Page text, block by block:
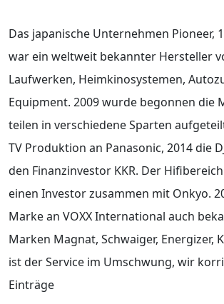
Das japanische Unternehmen Pioneer,
war ein weltweit bekannter Hersteller
Laufwerken, Heimkinosystemen,
Equipment. 2009 wurde begonnen die
teilen in verschiedene Sparten
TV Produktion an Panasonic, 2014 die
den Finanzinvestor KKR. Der
einen Investor zusammen mit Onkyo.
Marke an VOXX International auch
Marken Magnat, Schwaiger, Energizer,
ist der Service im Umschwung, wir
Einträge